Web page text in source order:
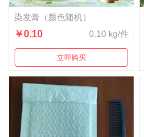
染发膏（颜色随机）
￥0.10 0.10 kg/件
立即购买